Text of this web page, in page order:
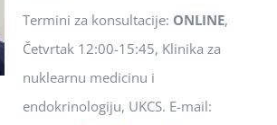
Termini za konsultacije: ONLINE,
Četvrtak 12:00-15:45, Klinika za
nuklearnu medicinu i
endokrinologiju, UKCS. E-mail: